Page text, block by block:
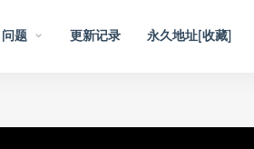
问题 更新记录 永久地址[收藏]